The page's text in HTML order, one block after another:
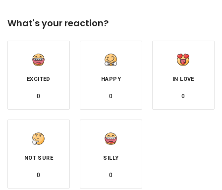
What's your reaction?
EXCITED
0
HAPPY
0
IN LOVE
0
NOT SURE
0
SILLY
0